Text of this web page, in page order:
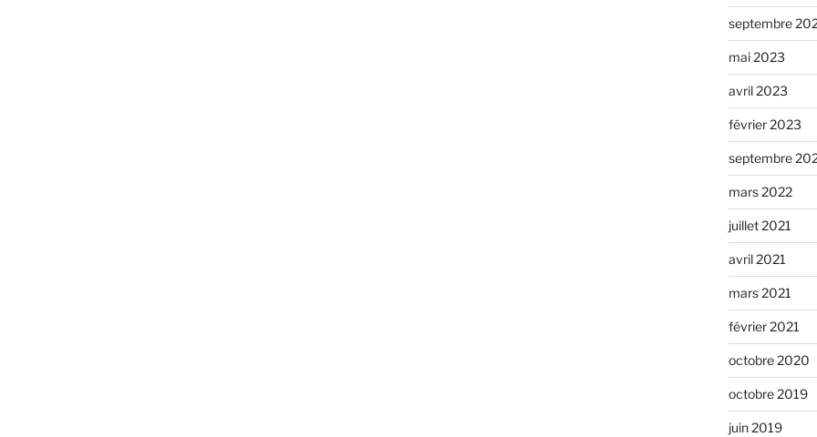
septembre
mai 2023
avril 2023
février 2023
septembre
mars 2022
juillet 2021
avril 2021
mars 2021
février 2021
octobre 2020
octobre 2019
juin 2019